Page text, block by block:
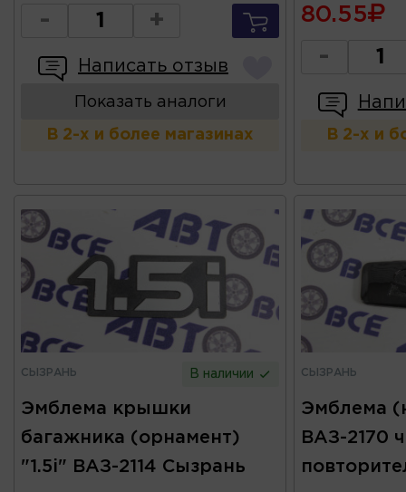
- +
Написать отзыв
Показать аналоги
В 2-х и более магазинах
80.55
-
В 2-х и
СЫЗРАНЬ В наличии
Эмблема крышки
багажника (орнамент)
"1.5i" ВАЗ-2114 Сызрань
СЫЗРАНЬ
Эмблема
ВАЗ-2170